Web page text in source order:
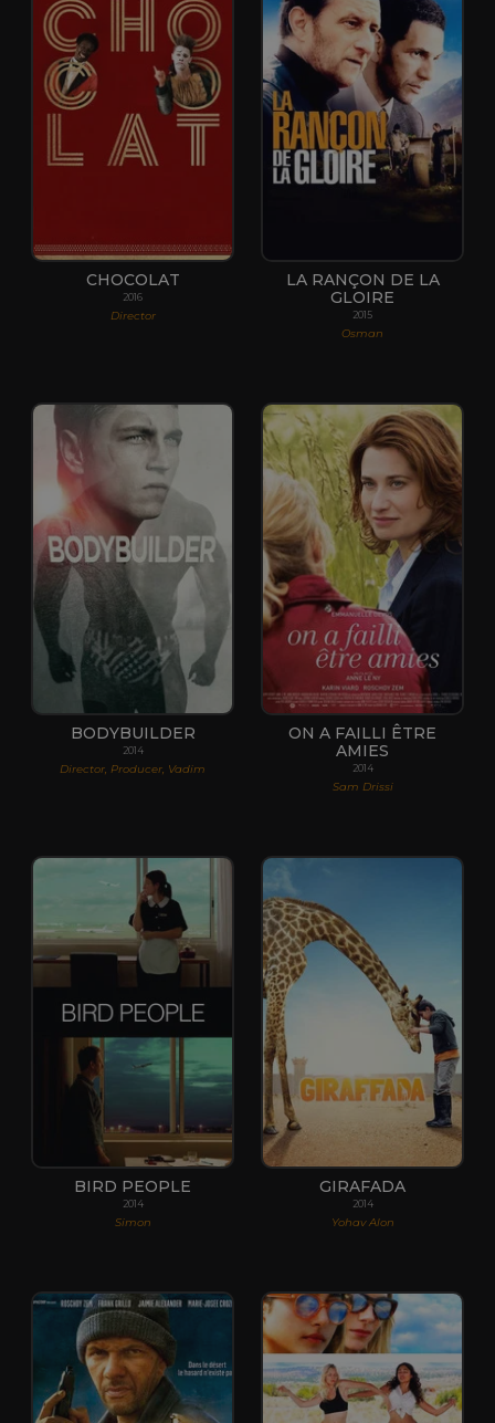
CHOCOLAT
2016
Director
LA RANÇON DE LA
GLOIRE
2015
Osman
BODYBUILDER
2014
Director, Producer, Vadim
ON A FAILLI ÊTRE
AMIES
2014
Sam Drissi
BIRD PEOPLE
2014
Simon
GIRAFADA
2014
Yohav Alon